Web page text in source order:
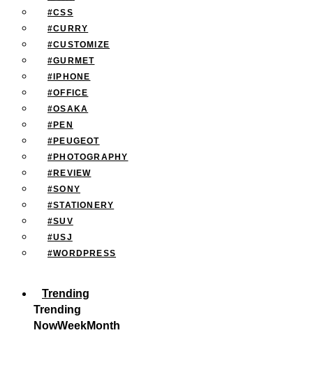
#CSS
#CURRY
#CUSTOMIZE
#GURMET
#IPHONE
#OFFICE
#OSAKA
#PEN
#PEUGEOT
#PHOTOGRAPHY
#REVIEW
#SONY
#STATIONERY
#SUV
#USJ
#WORDPRESS
Trending
Trending
NowWeekMonth